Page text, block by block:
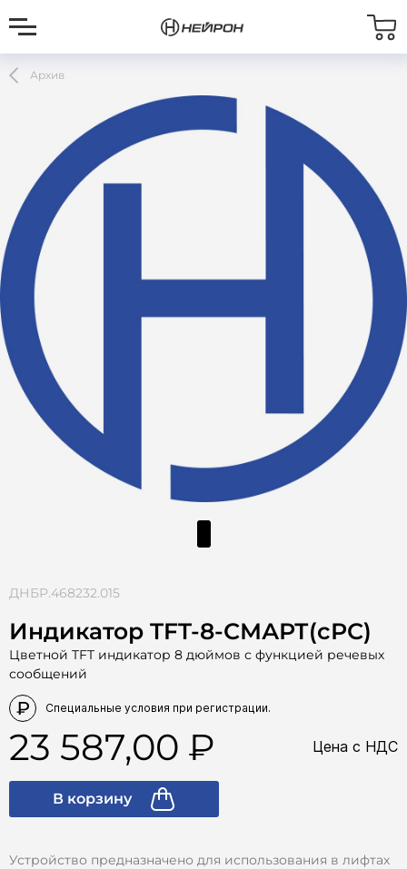
Архив
ДНБР.468232.015
Индикатор TFT-8-СМАРТ(сРС)
Цветной TFT индикатор 8 дюймов с функцией речевых
сообщений
23 587,00 Цена с НДС
В корзину
Устройство предназначено для использования в лифтах